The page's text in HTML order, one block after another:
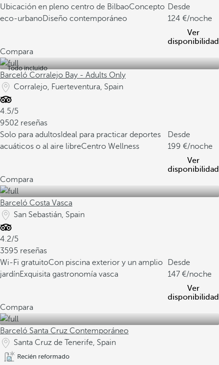
Ubicación en pleno centro de BilbaoConcepto
eco-urbanoDiseño contemporáneo
Desde
124
/noche
Ver
disponibilidad
Compara
Todo incluido
Barceló Corralejo Bay - Adults Only
Corralejo, Fuerteventura, Spain
4.5/5
9502 reseñas
Solo para adultos Ideal para practicar deportes
acuáticos o al aire libreCentro Wellness
Desde
199
/noche
Ver
disponibilidad
Compara
Barceló Costa Vasca
San Sebastián, Spain
4.2/5
3595 reseñas
Wi-Fi gratuitoCon piscina exterior y un amplio
jardínExquisita gastronomía vasca
Desde
147
/noche
Ver
disponibilidad
Compara
Barceló Santa Cruz Contemporáneo
Santa Cruz de Tenerife, Spain
Recién reformado